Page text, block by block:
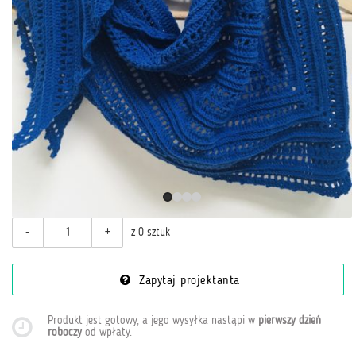
- + z 0 sztuk
Zapytaj projektanta
Produkt jest gotowy, a jego wysyłka nastąpi w pierwszy dzień
roboczy od wpłaty.